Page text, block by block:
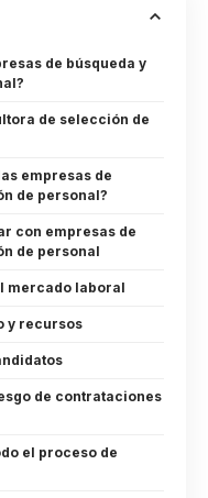
de búsqueda y
de selección de
empresas de
de personal?
con empresas de
de personal
mercado laboral
y recursos
de contrataciones
el proceso de